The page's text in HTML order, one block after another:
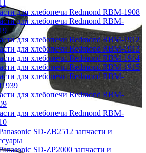
для хлебопечи Redmond RBM-1908
для хлебопечи Redmond RBM-
для хлебопечи Redmond RBM-1912
для хлебопечи Redmond RBM-1913
для хлебопечи Redmond RBM-1914
для хлебопечи Redmond RBM-1915
для хлебопечи Redmond RBM-
для хлебопечи Redmond RBM-
для хлебопечи Redmond RBM-
SD-ZB2512 запчасти и
SD-ZP2000 запчасти и